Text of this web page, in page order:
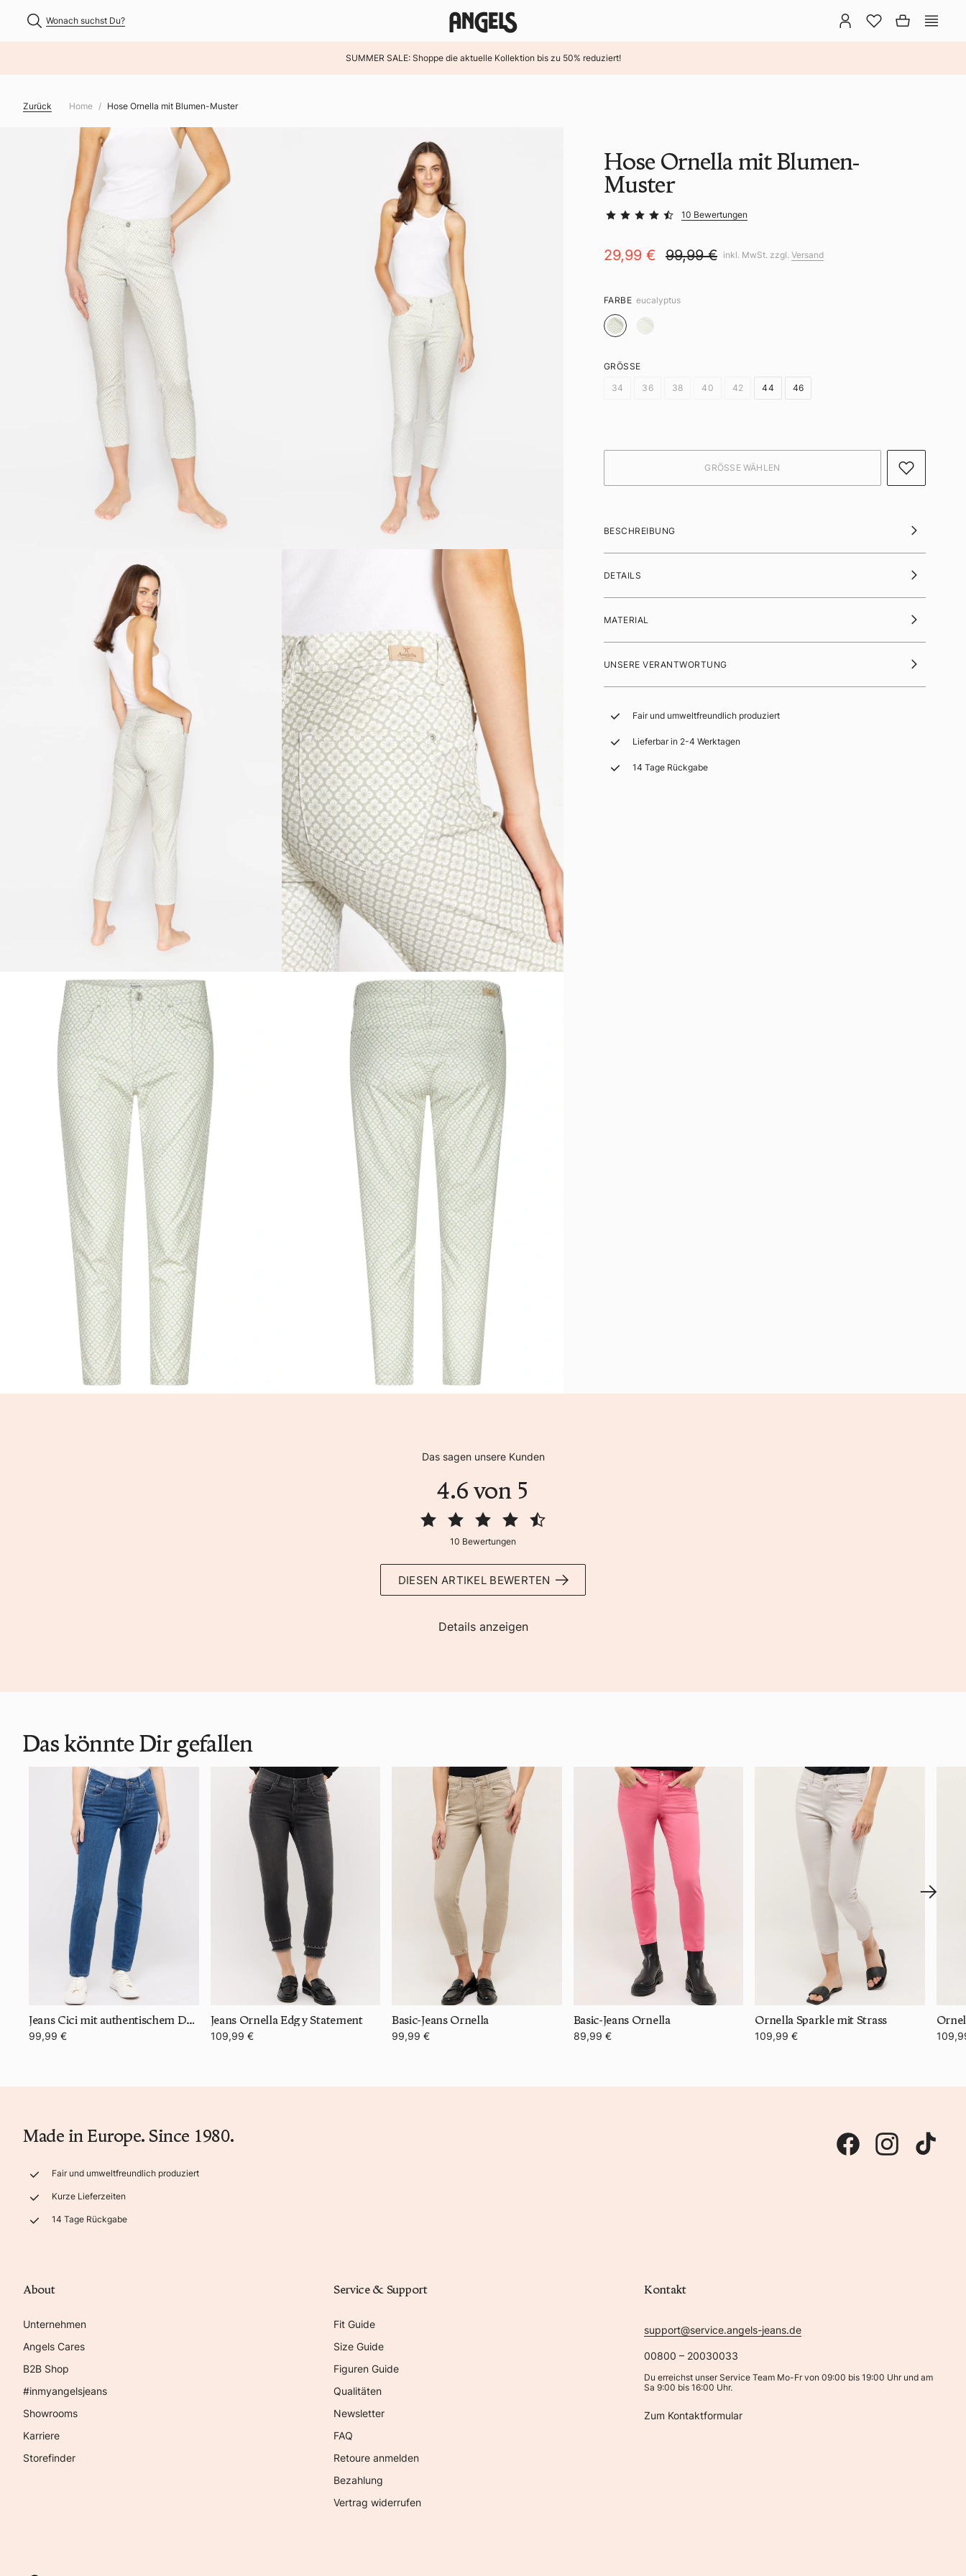
Wonach suchst Du?
SUMMER SALE: Shoppe die aktuelle Kollektion bis zu 50% reduziert!
Zurück Home Hose Ornella mit Blumen-Muster
Hose Ornella mit Blumen-
Muster
10 Bewertungen
29,99 € 99,99 € inkl. MwSt. zzgl. Versand
FARBE eucalyptus
GRÖSSE
34
36 38 40 42 44 46
BESCHREIBUNG
DETAILS
MATERIAL
UNSERE VERANTWORTUNG
Fair und umweltfreundlich produziert
Lieferbar in 2-4 Werktagen
14 Tage Rückgabe
Das sagen unsere Kunden
4.6 von 5
10 Bewertungen
DIESEN ARTIKEL BEWERTEN
Details anzeigen
Das könnte Dir gefallen
Jeans Cici mit authentischem Denim
99,99 €
Jeans Ornella Edgy Statement
109,99 €
Basic-Jeans Ornella
99,99 €
Basic-Jeans Ornella
89,99 €
Ornella Sparkle mit Strass
109,99 €
Made in Europe. Since 1980.
Fair und umweltfreundlich produziert
Kurze Lieferzeiten
14 Tage Rückgabe
About
Unternehmen
Angels Cares
B2B Shop
#inmyangelsjeans
Showrooms
Karriere
Storefinder
Service & Support
Fit Guide
Size Guide
Figuren Guide
Qualitäten
Newsletter
FAQ
Retoure anmelden
Bezahlung
Vertrag widerrufen
Kontakt
support@service.angels-jeans.de
00800 – 20030033
Du erreichst unser Service Team Mo-Fr von 09:00 bis 19:00 Uhr und am
Sa 9:00 bis 16:00 Uhr.
Zum Kontaktformular